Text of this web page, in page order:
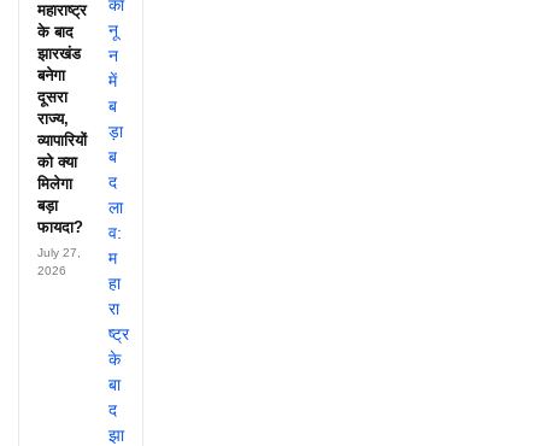
महाराष्ट्र
के बाद
झारखंड
बनेगा
दूसरा
राज्य,
व्यापारियों
को क्या
मिलेगा
बड़ा
फायदा?
July 27,
2026